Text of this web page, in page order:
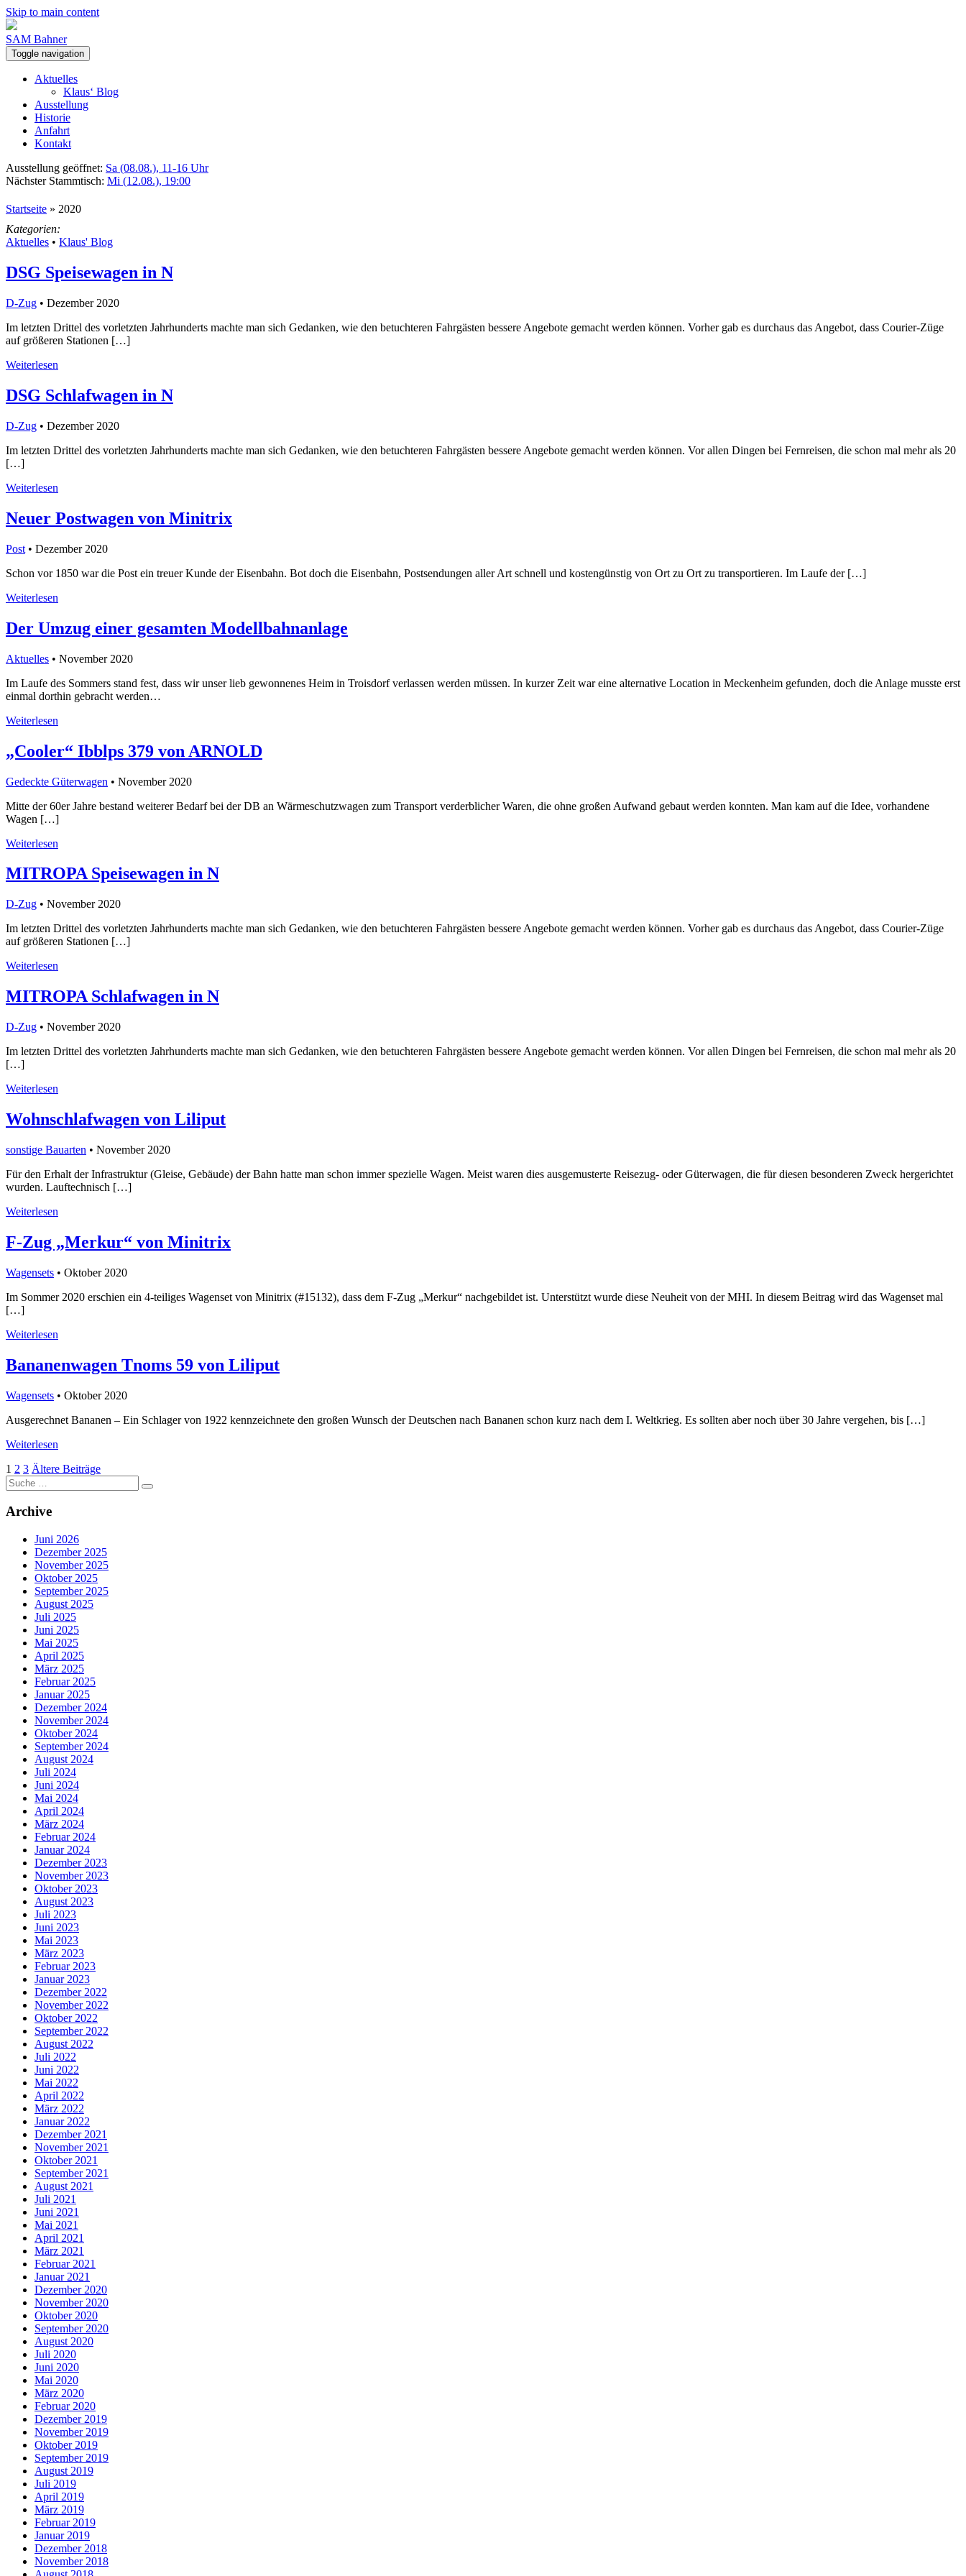
Skip to main content
SAM Bahner
Toggle navigation
Aktuelles
Klaus‘ Blog
Ausstellung
Historie
Anfahrt
Kontakt
Ausstellung geöffnet: Sa (08.08.), 11-16 Uhr
Nächster Stammtisch: Mi (12.08.), 19:00
Startseite » 2020
Kategorien:
Aktuelles • Klaus' Blog
DSG Speisewagen in N
D-Zug • Dezember 2020
Im letzten Drittel des vorletzten Jahrhunderts machte man sich Gedanken, wie den betuchteren Fahrgästen bessere Angebote gemacht werden können. Vorher gab es durchaus das Angebot, dass Courier-Züge
auf größeren Stationen […]
Weiterlesen
DSG Schlafwagen in N
D-Zug • Dezember 2020
Im letzten Drittel des vorletzten Jahrhunderts machte man sich Gedanken, wie den betuchteren Fahrgästen bessere Angebote gemacht werden können. Vor allen Dingen bei Fernreisen, die schon mal mehr als 20
[…]
Weiterlesen
Neuer Postwagen von Minitrix
Post • Dezember 2020
Schon vor 1850 war die Post ein treuer Kunde der Eisenbahn. Bot doch die Eisenbahn, Postsendungen aller Art schnell und kostengünstig von Ort zu Ort zu transportieren. Im Laufe der […]
Weiterlesen
Der Umzug einer gesamten Modellbahnanlage
Aktuelles • November 2020
Im Laufe des Sommers stand fest, dass wir unser lieb gewonnenes Heim in Troisdorf verlassen werden müssen. In kurzer Zeit war eine alternative Location in Meckenheim gefunden, doch die Anlage musste erst
einmal dorthin gebracht werden…
Weiterlesen
„Cooler“ Ibblps 379 von ARNOLD
Gedeckte Güterwagen • November 2020
Mitte der 60er Jahre bestand weiterer Bedarf bei der DB an Wärmeschutzwagen zum Transport verderblicher Waren, die ohne großen Aufwand gebaut werden konnten. Man kam auf die Idee, vorhandene
Wagen […]
Weiterlesen
MITROPA Speisewagen in N
D-Zug • November 2020
Im letzten Drittel des vorletzten Jahrhunderts machte man sich Gedanken, wie den betuchteren Fahrgästen bessere Angebote gemacht werden können. Vorher gab es durchaus das Angebot, dass Courier-Züge
auf größeren Stationen […]
Weiterlesen
MITROPA Schlafwagen in N
D-Zug • November 2020
Im letzten Drittel des vorletzten Jahrhunderts machte man sich Gedanken, wie den betuchteren Fahrgästen bessere Angebote gemacht werden können. Vor allen Dingen bei Fernreisen, die schon mal mehr als 20
[…]
Weiterlesen
Wohnschlafwagen von Liliput
sonstige Bauarten • November 2020
Für den Erhalt der Infrastruktur (Gleise, Gebäude) der Bahn hatte man schon immer spezielle Wagen. Meist waren dies ausgemusterte Reisezug- oder Güterwagen, die für diesen besonderen Zweck hergerichtet
wurden. Lauftechnisch […]
Weiterlesen
F-Zug „Merkur“ von Minitrix
Wagensets • Oktober 2020
Im Sommer 2020 erschien ein 4-teiliges Wagenset von Minitrix (#15132), dass dem F-Zug „Merkur“ nachgebildet ist. Unterstützt wurde diese Neuheit von der MHI. In diesem Beitrag wird das Wagenset mal
[…]
Weiterlesen
Bananenwagen Tnoms 59 von Liliput
Wagensets • Oktober 2020
Ausgerechnet Bananen – Ein Schlager von 1922 kennzeichnete den großen Wunsch der Deutschen nach Bananen schon kurz nach dem I. Weltkrieg. Es sollten aber noch über 30 Jahre vergehen, bis […]
Weiterlesen
Seitennummerierung
der
Beiträge
1 2 3 Ältere Beiträge
Suche
nach:
Archive
Juni 2026
Dezember 2025
November 2025
Oktober 2025
September 2025
August 2025
Juli 2025
Juni 2025
Mai 2025
April 2025
März 2025
Februar 2025
Januar 2025
Dezember 2024
November 2024
Oktober 2024
September 2024
August 2024
Juli 2024
Juni 2024
Mai 2024
April 2024
März 2024
Februar 2024
Januar 2024
Dezember 2023
November 2023
Oktober 2023
August 2023
Juli 2023
Juni 2023
Mai 2023
März 2023
Februar 2023
Januar 2023
Dezember 2022
November 2022
Oktober 2022
September 2022
August 2022
Juli 2022
Juni 2022
Mai 2022
April 2022
März 2022
Januar 2022
Dezember 2021
November 2021
Oktober 2021
September 2021
August 2021
Juli 2021
Juni 2021
Mai 2021
April 2021
März 2021
Februar 2021
Januar 2021
Dezember 2020
November 2020
Oktober 2020
September 2020
August 2020
Juli 2020
Juni 2020
Mai 2020
März 2020
Februar 2020
Dezember 2019
November 2019
Oktober 2019
September 2019
August 2019
Juli 2019
April 2019
März 2019
Februar 2019
Januar 2019
Dezember 2018
November 2018